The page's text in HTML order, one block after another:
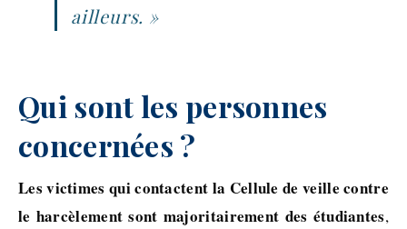
ailleurs. »
Qui sont les personnes
concernées ?
Les victimes qui contactent la Cellule de veille contre
le harcèlement sont majoritairement des étudiantes,